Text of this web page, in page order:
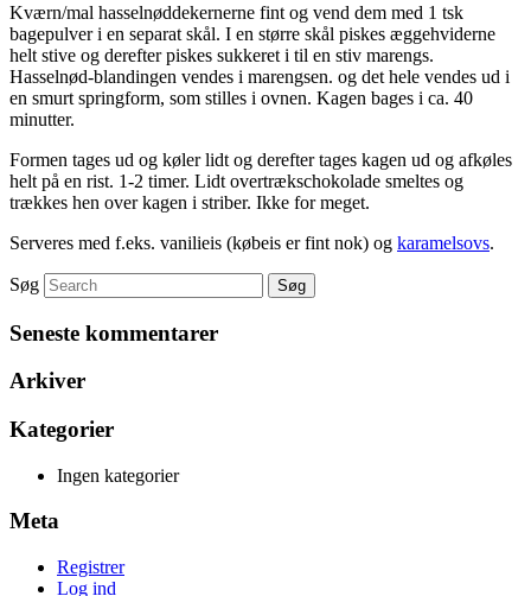
Kværn/mal hasselnøddekernerne fint og vend dem med 1 tsk
bagepulver i en separat skål. I en større skål piskes æggehviderne
helt stive og derefter piskes sukkeret i til en stiv marengs.
Hasselnød-blandingen vendes i marengsen. og det hele vendes ud i
en smurt springform, som stilles i ovnen. Kagen bages i ca. 40
minutter.
Formen tages ud og køler lidt og derefter tages kagen ud og afkøles
helt på en rist. 1-2 timer. Lidt overtrækschokolade smeltes og
trækkes hen over kagen i striber. Ikke for meget.
Serveres med f.eks. vanilieis (købeis er fint nok) og karamelsovs.
Søg
Seneste kommentarer
Arkiver
Kategorier
Ingen kategorier
Meta
Registrer
Log ind